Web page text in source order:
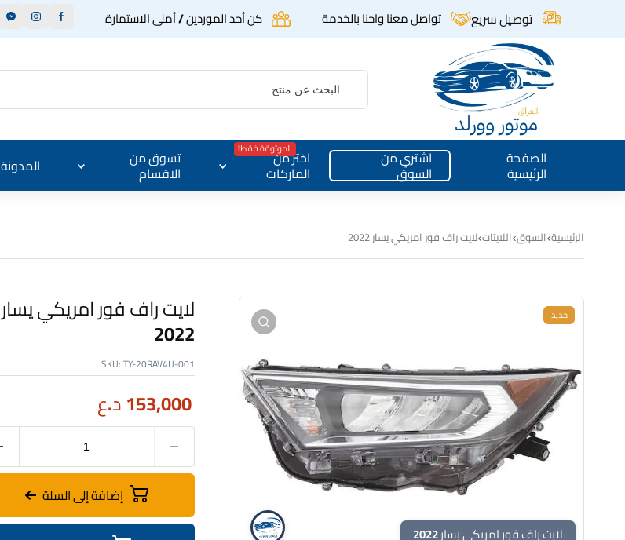
توصيل سريع تواصل معنا واحنا بالخدمة كن أحد الموردين / أملى الاستمارة
الصفحة
الرئيسية
اشتري من
السوق
اختر من
الماركات
الموثوقة فقط! تسوق من
الاقسام المدونة
الرئيسية السوق اللايتات لايت راف فور امريكي يسار 2022
جديد
لايت راف فور امريكي يسار 2022
لايت راف فور امريكي يسار
2022
SKU:TY-20RAV4U-001
153,000د.ع
إضافة إلى السلة